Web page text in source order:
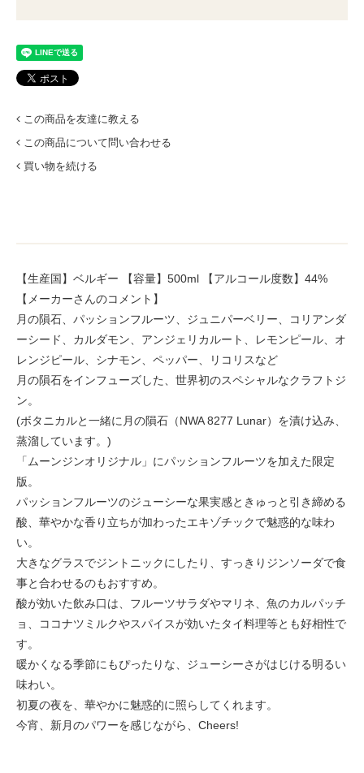
この商品を友達に教える
この商品について問い合わせる
買い物を続ける
【生産国】ベルギー 【容量】500ml 【アルコール度数】44%
【メーカーさんのコメント】
月の隕石、パッションフルーツ、ジュニパーベリー、コリアンダ
ーシード、カルダモン、アンジェリカルート、レモンピール、オ
レンジピール、シナモン、ペッパー、リコリスなど
月の隕石をインフューズした、世界初のスペシャルなクラフトジ
ン。
(ボタニカルと一緒に月の隕石（NWA 8277 Lunar）を漬け込み、
蒸溜しています。)
「ムーンジンオリジナル」にパッションフルーツを加えた限定
版。
パッションフルーツのジューシーな果実感ときゅっと引き締める
酸、華やかな香り立ちが加わったエキゾチックで魅惑的な味わ
い。
大きなグラスでジントニックにしたり、すっきりジンソーダで食
事と合わせるのもおすすめ。
酸が効いた飲み口は、フルーツサラダやマリネ、魚のカルパッチ
ョ、ココナツミルクやスパイスが効いたタイ料理等とも好相性で
す。
暖かくなる季節にもぴったりな、ジューシーさがはじける明るい
味わい。
初夏の夜を、華やかに魅惑的に照らしてくれます。
今宵、新月のパワーを感じながら、Cheers!